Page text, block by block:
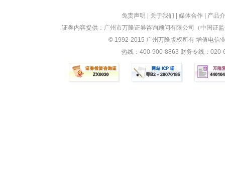
免责声明 关于我们 媒体合作
产品
证券内容提供：广州市万隆证券咨询顾问有限公司（中国证
© 1992-2015 广州万隆版权所有 增值电信
热线：400-900-8863 财务专线：